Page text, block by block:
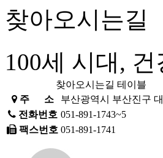
찾아오시는길
100세 시대,
찾아오시는길 테이블
주 소
부산광역시 부산진구
전화번호 051-891-1743~5
팩스번호 051-891-1741